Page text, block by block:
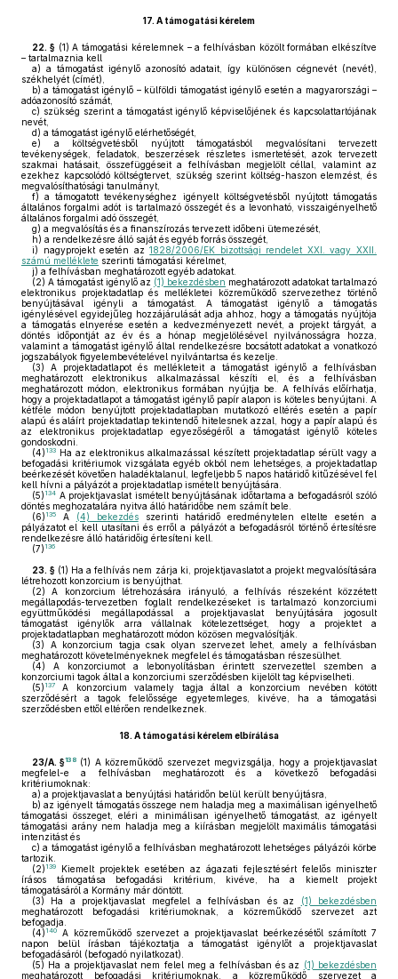
17. A támogatási kérelem
22. § (1) A támogatási kérelemnek – a felhívásban közölt formában elkészítve
– tartalmaznia kell
a) a támogatást igénylő azonosító adatait, így különösen cégnevét (nevét),
székhelyét (címét),
b) a támogatást igénylő – külföldi támogatást igénylő esetén a magyarországi –
adóazonosító számát,
c) szükség szerint a támogatást igénylő képviselőjének és kapcsolattartójának
nevét,
d) a támogatást igénylő elérhetőségét,
e) a költségvetésből nyújtott támogatásból megvalósítani tervezett
tevékenységek, feladatok, beszerzések részletes ismertetését, azok tervezett
szakmai hatásait, összefüggéseit a felhívásban megjelölt céllal, valamint az
ezekhez kapcsolódó költségtervet, szükség szerint költség-haszon elemzést, és
megvalósíthatósági tanulmányt,
f) a támogatott tevékenységhez igényelt költségvetésből nyújtott támogatás
általános forgalmi adót is tartalmazó összegét és a levonható, visszaigényelhető
általános forgalmi adó összegét,
g) a megvalósítás és a finanszírozás tervezett időbeni ütemezését,
h) a rendelkezésre álló saját és egyéb forrás összegét,
i) nagyprojekt esetén az1828/2006/EK bizottsági rendelet XXI. vagy XXII.
számú melléklete szerinti támogatási kérelmet,
j) a felhívásban meghatározott egyéb adatokat.
(2) A támogatást igénylő az (1) bekezdésben meghatározott adatokat tartalmazó
elektronikus projektadatlap és mellékletei közreműködő szervezethez történő
benyújtásával igényli a támogatást. A támogatást igénylő a támogatás
igénylésével egyidejűleg hozzájárulását adja ahhoz, hogy a támogatás nyújtója
a támogatás elnyerése esetén a kedvezményezett nevét, a projekt tárgyát, a
döntés időpontját az év és a hónap megjelölésével nyilvánosságra hozza,
valamint a támogatást igénylő által rendelkezésre bocsátott adatokat a vonatkozó
jogszabályok figyelembevételével nyilvántartsa és kezelje.
(3) A projektadatlapot és mellékleteit a támogatást igénylő a felhívásban
meghatározott elektronikus alkalmazással készíti el, és a felhívásban
meghatározott módon, elektronikus formában nyújtja be. A felhívás előírhatja,
hogy a projektadatlapot a támogatást igénylő papír alapon is köteles benyújtani. A
kétféle módon benyújtott projektadatlapban mutatkozó eltérés esetén a papír
alapú és aláírt projektadatlap tekintendő hitelesnek azzal, hogy a papír alapú és
az elektronikus projektadatlap egyezőségéről a támogatást igénylő köteles
gondoskodni.
(4) 133 Ha az elektronikus alkalmazással készített projektadatlap sérült vagy a
befogadási kritériumok vizsgálata egyéb okból nem lehetséges, a projektadatlap
beérkezését követően haladéktalanul, legfeljebb 5 napos határidő kitűzésével fel
kell hívni a pályázót a projektadatlap ismételt benyújtására.
(5) 134 A projektjavaslat ismételt benyújtásának időtartama a befogadásról szóló
döntés meghozatalára nyitva álló határidőbe nem számít bele.
(6) 135 A (4) bekezdésszerinti határidő eredménytelen eltelte esetén a
pályázatot el kell utasítani és erről a pályázót a befogadásról történő értesítésre
rendelkezésre álló határidőig értesíteni kell.
(7) 136
23. § (1) Ha a felhívás nem zárja ki, projektjavaslatot a projekt megvalósítására
létrehozott konzorcium is benyújthat.
(2) A konzorcium létrehozására irányuló, a felhívás részeként közzétett
megállapodás-tervezetben foglalt rendelkezéseket is tartalmazó konzorciumi
együttműködési megállapodással a projektjavaslat benyújtására jogosult
támogatást igénylők arra vállalnak kötelezettséget, hogy a projektet a
projektadatlapban meghatározott módon közösen megvalósítják.
(3) A konzorcium tagja csak olyan szervezet lehet, amely a felhívásban
meghatározott követelményeknek megfelel és támogatásban részesülhet.
(4) A konzorciumot a lebonyolításban érintett szervezettel szemben a
konzorciumi tagok által a konzorciumi szerződésben kijelölt tag képviselheti.
(5) 137
A konzorcium valamely tagja által a konzorcium nevében kötött
szerződésért a tagok felelőssége egyetemleges, kivéve, ha a támogatási
szerződésben ettől eltérően rendelkeznek.
18. A támogatási kérelem elbírálása
23/A. §138 (1) A közreműködő szervezet megvizsgálja, hogy a projektjavaslat
megfelel-e a felhívásban meghatározott és a következő befogadási
kritériumoknak:
a) a projektjavaslat a benyújtási határidőn belül került benyújtásra,
b) az igényelt támogatás összege nem haladja meg a maximálisan igényelhető
támogatási összeget, eléri a minimálisan igényelhető támogatást, az igényelt
támogatási arány nem haladja meg a kiírásban megjelölt maximális támogatási
intenzitást és
c) a támogatást igénylő a felhívásban meghatározott lehetséges pályázói körbe
tartozik.
(2) 139
Kiemelt projektek esetében az ágazati fejlesztésért felelős miniszter
írásos támogatása befogadási kritérium, kivéve, ha a kiemelt projekt
támogatásáról a Kormány már döntött.
(3) Ha a projektjavaslat megfelel a felhívásban és az
(1) bekezdésben
meghatározott befogadási kritériumoknak, a közreműködő szervezet azt
befogadja.
(4) 140
A közreműködő szervezet a projektjavaslat beérkezésétől számított 7
napon belül írásban tájékoztatja a támogatást igénylőt a projektjavaslat
befogadásáról (befogadó nyilatkozat).
(5) Ha a projektjavaslat nem felel meg a felhívásban és az (1) bekezdésben
meghatározott befogadási kritériumoknak, a közreműködő szervezet a